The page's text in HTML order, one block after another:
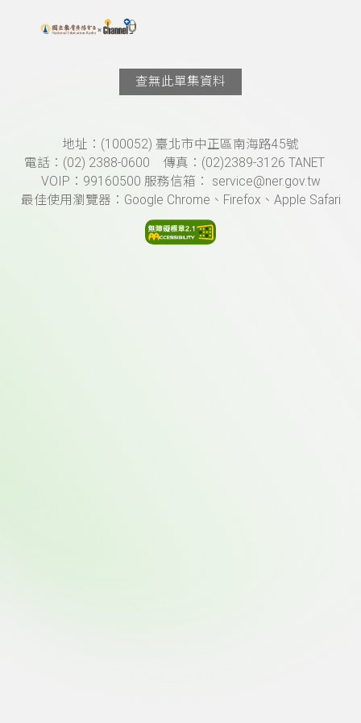
上方功能區塊
搜尋關鍵字：可輸入節目名稱、主持人或關鍵字
查無此單集資料
頁尾資訊地址：(100052) 臺北市中正區南海路45號
電話：(02) 2388-0600 傳真：(02)2389-3126 TANET
VOIP：99160500 服務信箱： service@ner.gov.tw
最佳使用瀏覽器：Google Chrome、Firefox、Apple Safari